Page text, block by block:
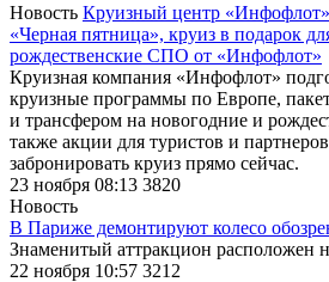
Новость Круизный центр «Инфофлот»
«Черная пятница», круиз в подарок
рождественские СПО от «Инфофлот»
Круизная компания «Инфофлот»
круизные программы по Европе,
и трансфером на новогодние и
также акции для туристов и
забронировать круиз прямо сейчас.
23 ноября 08:13 3820
Новость
В Париже демонтируют колесо
Знаменитый аттракцион расположен
22 ноября 10:57 3212